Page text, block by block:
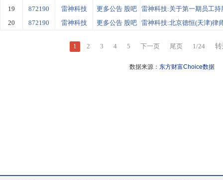
19
872190 雷神科技 更多公告 股吧
雷神科技:关于第一期员工持
20
872190 雷神科技 更多公告 股吧 雷神科技:北京德恒(天津)律
1 2 3 4 5 下一页 尾页 1/24
数据来源： 东方财富Choice数据